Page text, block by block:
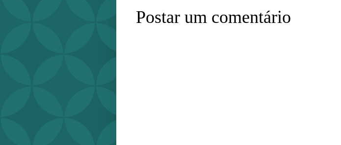
Postar um comentário